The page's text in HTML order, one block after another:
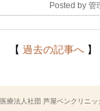
Posted by
【 過去の記事へ 】
医療法人社団 芦屋ベンクリニ